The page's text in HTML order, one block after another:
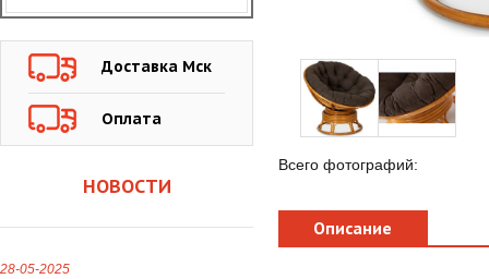
Доставка Мск
Оплата
НОВОСТИ
28-05-2025
Всего фотографий:
Описание